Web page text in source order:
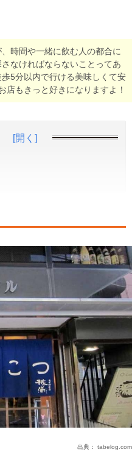
時間や一緒に飲む人の都合に
なければならないことってあ
5分以内で行ける美味しくて安
店もきっと好きになりますよ！
[開く]
出典： tabelog.com